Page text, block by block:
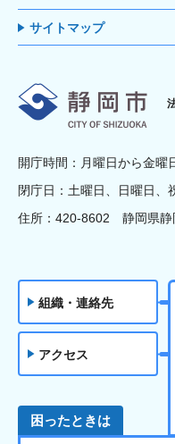
サイトマップ
開庁時間：月曜日から金
閉庁日：土曜日、日曜日、
住所：420-8602 静岡県静
組織・連絡先
アクセス
困ったときは